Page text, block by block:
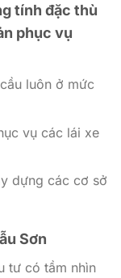
tính đặc thù
phục vụ
luôn ở mức
vụ các lái xe
dựng các cơ sở
Sơn
tư có tầm nhìn